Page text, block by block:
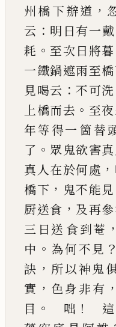
州橋 下辦道 ，
云 ： 明日有一
耗 。 至次日將暮
一鐵鍋遮雨至
見喝云 ： 不可洗
上橋而去 。 至
年等得一 箇替
了 。 眾鬼欲害
真人在於何處 ，
橋下 ， 鬼不能見
厨送食 ， 及再
三日送 食到菴 ，
中 。 為何不見 ？
訣 ， 所以神鬼
實 ， 色身非有 ，
目 。 咄 ！ 這